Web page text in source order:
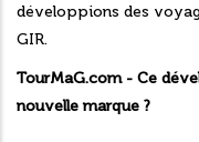
développions des
GIR.
TourMaG.com - Ce
nouvelle marque ?